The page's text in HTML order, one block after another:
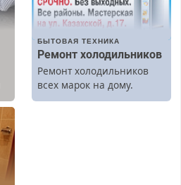
БЫТОВАЯ ТЕХНИКА
Ремонт холодильников
Ремонт холодильников
всех марок на дому.